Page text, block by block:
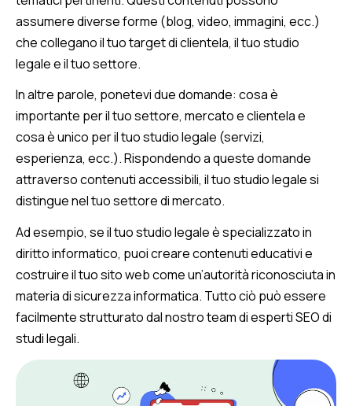
assumere diverse forme (blog, video, immagini, ecc.)
che collegano il tuo target di clientela, il tuo studio
legale e il tuo settore.
In altre parole, ponetevi due domande: cosa è
importante per il tuo settore, mercato e clientela e
cosa è unico per il tuo studio legale (servizi,
esperienza, ecc.). Rispondendo a queste domande
attraverso contenuti accessibili, il tuo studio legale si
distingue nel tuo settore di mercato.
Ad esempio, se il tuo studio legale è specializzato in
diritto informatico, puoi creare contenuti educativi e
costruire il tuo sito web come un’autorità riconosciuta in
materia di sicurezza informatica. Tutto ciò può essere
facilmente strutturato dal nostro team di esperti SEO di
studi legali.